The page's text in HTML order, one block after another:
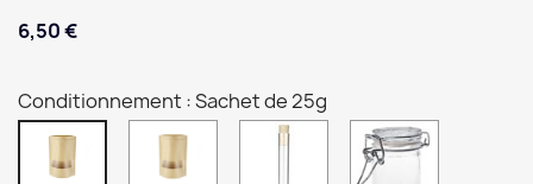
6,50 €
Conditionnement : Sachet de 25g